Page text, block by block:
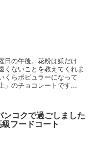
日の午後。花粉は嫌だけ
くないことを教えてくれま
くらポピュラーになって
」のチョコレートです...
ンコクで過ごしました
級フードコート